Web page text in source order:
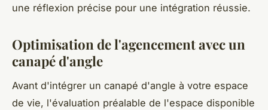
une réflexion précise pour une intégration réussie.
Optimisation de l'agencement avec un
canapé d'angle
Avant d'intégrer un canapé d'angle à votre espace
de vie, l'évaluation préalable de l'espace disponible